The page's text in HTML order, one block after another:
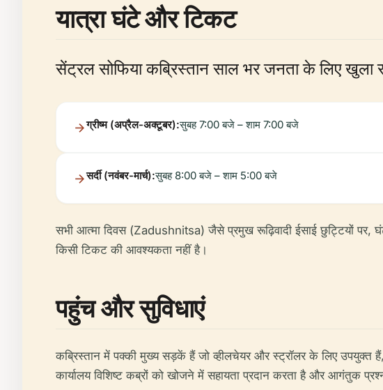
यात्रा घंटे और टिकट
सेंट्रल सोफिया कब्रिस्तान साल भर जनता के लिए खुला
ग्रीष्म (अप्रैल-अक्टूबर):सुबह 7:00 बजे – शाम 7:00 बजे
सर्दी (नवंबर-मार्च):सुबह 8:00 बजे – शाम 5:00 बजे
सभी आत्मा दिवस (Zadushnitsa) जैसे प्रमुख रूढ़िवादी ईसाई छुट्टियों पर,
किसी टिकट की आवश्यकता नहीं है।
पहुंच और सुविधाएं
कब्रिस्तान में पक्की मुख्य सड़कें हैं जो व्हीलचेयर और स्ट्रॉलर के लिए उपयुक्त
कार्यालय विशिष्ट कब्रों को खोजने में सहायता प्रदान करता है और आगंतुक